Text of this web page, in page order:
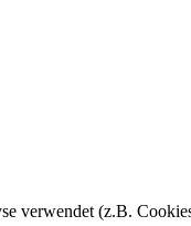
verwendet (z.B.